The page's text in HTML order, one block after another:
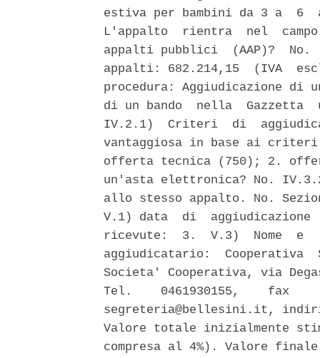
estiva per bambini da 3 a  6
L'appalto  rientra  nel
appalti pubblici  (AAP)?
appalti: 682.214,15  (IVA
procedura: Aggiudicazione di
di un bando  nella
IV.2.1)  Criteri  di
vantaggiosa in base ai
offerta tecnica (750); 2.
un'asta elettronica? No.
allo stesso appalto. No.
V.1) data  di
ricevute:  3.  V.3)  Nome  e
aggiudicatario:  Cooperativa
Societa' Cooperativa, via
Tel.    0461930155,    fax
segreteria@bellesini.it,
Valore totale inizialmente
compresa al 4%). Valore